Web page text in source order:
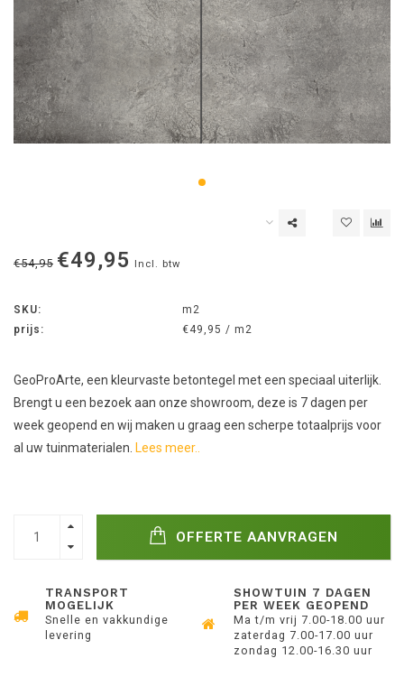
€54,95 €49,95 Incl. btw
SKU:
m2
prijs:
€49,95 / m2
GeoProArte, een kleurvaste betontegel met een speciaal uiterlijk.
Brengt u een bezoek aan onze showroom, deze is 7 dagen per
week geopend en wij maken u graag een scherpe totaalprijs voor
al uw tuinmaterialen. Lees meer..
OFFERTE AANVRAGEN
TRANSPORT
MOGELIJK
Snelle en vakkundige
levering
SHOWTUIN 7 DAGEN
PER WEEK GEOPEND
Ma t/m vrij 7.00-18.00 uur
zaterdag 7.00-17.00 uur
zondag 12.00-16.30 uur